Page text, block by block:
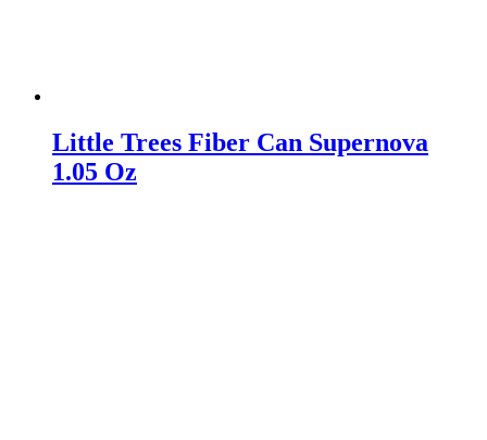
Little Trees Fiber Can Supernova
1.05 Oz